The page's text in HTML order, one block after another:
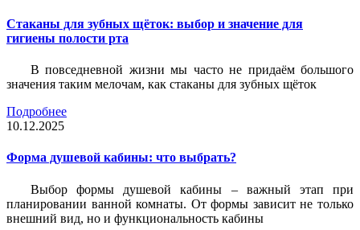
Стаканы для зубных щёток: выбор и значение для
гигиены полости рта
В повседневной жизни мы часто не придаём большого
значения таким мелочам, как стаканы для зубных щёток
Подробнее
10.12.2025
Форма душевой кабины: что выбрать?
Выбор формы душевой кабины – важный этап при
планировании ванной комнаты. От формы зависит не только
внешний вид, но и функциональность кабины